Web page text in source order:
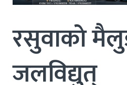
रसुवाकाे
जलविद्युत्